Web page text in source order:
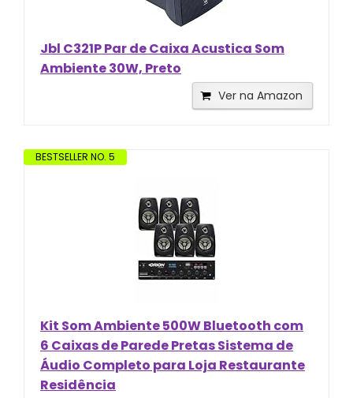
Jbl C321P Par de Caixa Acustica Som
Ambiente 30W, Preto
Ver na Amazon
BESTSELLER NO. 5
Kit Som Ambiente 500W Bluetooth com
6 Caixas de Parede Pretas Sistema de
Áudio Completo para Loja Restaurante
Residência